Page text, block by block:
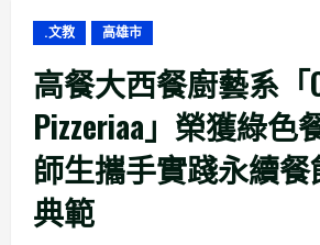
.文教 高雄市
高餐大西餐廚藝系「
Pizzeriaa」榮獲綠
師生攜手實踐永續
典範